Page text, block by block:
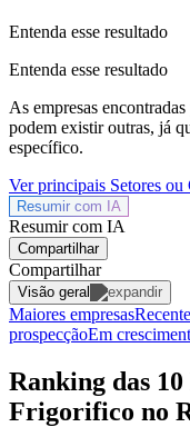
Entenda esse resultado
Entenda esse resultado
As empresas
podem existir outras, já
específico.
Ver principais Setores
Resumir com IA
Resumir com IA
Compartilhar
Compartilhar
Visão geral
Maiores empresas
prospecçãoEm
Ranking das
Frigorifico no